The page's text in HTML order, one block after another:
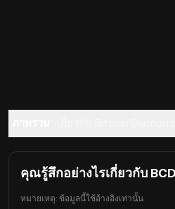
คุณรู้สึกอย่างไรเกี่ยวกับ
หมายเหตุ: ข้อมูลนี้ใช้อ้างอิงเท่านั้น